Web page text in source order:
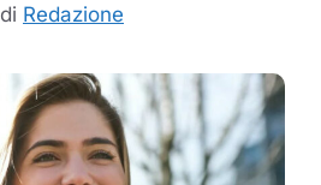
di Redazione